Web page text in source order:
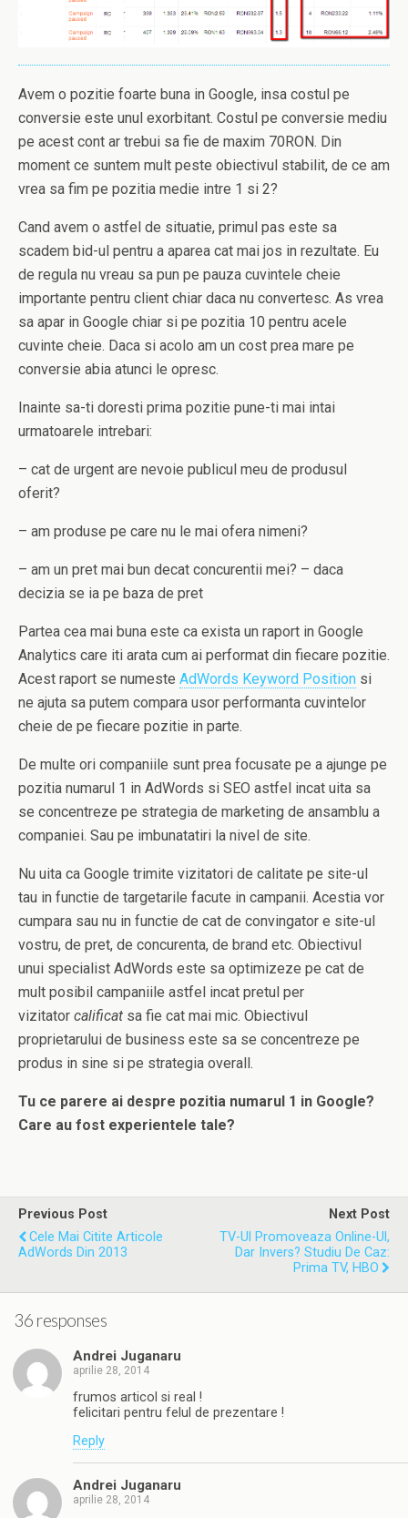
Avem o pozitie foarte buna in Google, insa costul pe
conversie este unul exorbitant. Costul pe conversie mediu
pe acest cont ar trebui sa fie de maxim 70RON. Din
moment ce suntem mult peste obiectivul stabilit, de ce am
vrea sa fim pe pozitia medie intre 1 si 2?
Cand avem o astfel de situatie, primul pas este sa
scadem bid-ul pentru a aparea cat mai jos in rezultate. Eu
de regula nu vreau sa pun pe pauza cuvintele cheie
importante pentru client chiar daca nu convertesc. As vrea
sa apar in Google chiar si pe pozitia 10 pentru acele
cuvinte cheie. Daca si acolo am un cost prea mare pe
conversie abia atunci le opresc.
Inainte sa-ti doresti prima pozitie pune-ti mai intai
urmatoarele intrebari:
– cat de urgent are nevoie publicul meu de produsul
oferit?
– am produse pe care nu le mai ofera nimeni?
– am un pret mai bun decat concurentii mei? – daca
decizia se ia pe baza de pret
Partea cea mai buna este ca exista un raport in Google
Analytics care iti arata cum ai performat din fiecare pozitie.
Acest raport se numeste AdWords Keyword Position si
ne ajuta sa putem compara usor performanta cuvintelor
cheie de pe fiecare pozitie in parte.
De multe ori companiile sunt prea focusate pe a ajunge pe
pozitia numarul 1 in AdWords si SEO astfel incat uita sa
se concentreze pe strategia de marketing de ansamblu a
companiei. Sau pe imbunatatiri la nivel de site.
Nu uita ca Google trimite vizitatori de calitate pe site-ul
tau in functie de targetarile facute in campanii. Acestia vor
cumpara sau nu in functie de cat de convingator e site-ul
vostru, de pret, de concurenta, de brand etc. Obiectivul
unui specialist AdWords este sa optimizeze pe cat de
mult posibil campaniile astfel incat pretul per
vizitator calificat sa fie cat mai mic. Obiectivul
proprietarului de business este sa se concentreze pe
produs in sine si pe strategia overall.
Tu ce parere ai despre pozitia numarul 1 in Google?
Care au fost experientele tale?
Previous Post
Cele Mai Citite Articole
AdWords Din 2013
Next Post
TV-Ul Promoveaza Online-Ul,
Dar Invers? Studiu De Caz:
Prima TV, HBO
36 responses
Andrei Juganaru
aprilie 28, 2014
frumos articol si real !
felicitari pentru felul de prezentare !
Reply
Andrei Juganaru
aprilie 28, 2014